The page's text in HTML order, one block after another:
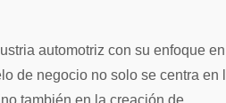
automotriz con su enfoque en
de negocio no solo se centra en
también en la creación de